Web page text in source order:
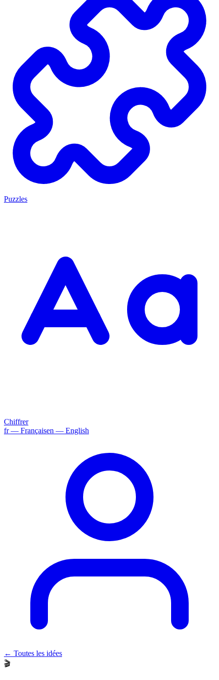
Puzzles
Chiffrer
fr— Françaisen — English
← Toutes les idées
🎬